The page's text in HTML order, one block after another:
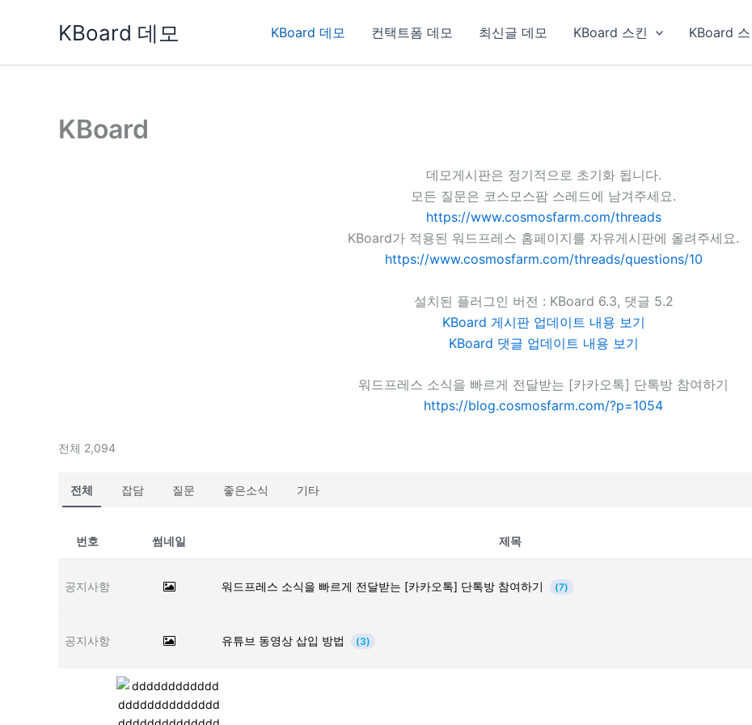
KBoard 데모 KBoard 데모 컨택트폼 데모 최신글 데모 KBoard 스킨 KBoard
KBoard
데모게시판은 정기적으로 초기화 됩니다.
모든 질문은 코스모스팜 스레드에 남겨주세요.
https://www.cosmosfarm.com/threads
KBoard가 적용된 워드프레스 홈페이지를 자유게시판에 올려주세요.
https://www.cosmosfarm.com/threads/questions/10
설치된 플러그인 버전 : KBoard 6.3, 댓글 5.2
KBoard 게시판 업데이트 내용 보기
KBoard 댓글 업데이트 내용 보기
워드프레스 소식을 빠르게 전달받는 [카카오톡] 단톡방 참여하기
https://blog.cosmosfarm.com/?p=1054
전체 2,094
전체 잡담 질문 좋은소식 기타
번호 썸네일 제목
공지사항 워드프레스 소식을 빠르게 전달받는 [카카오톡] 단톡방 참여하기 (7)
공지사항 유튜브 동영상 삽입 방법 (3)